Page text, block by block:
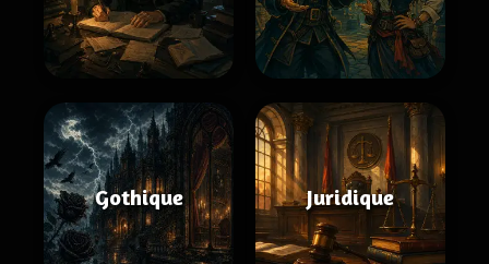
Gothique Juridique